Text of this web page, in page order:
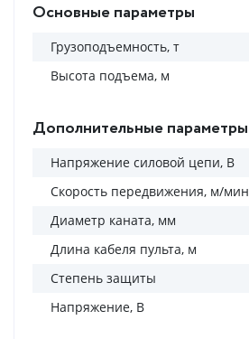
Основные параметры
Грузоподъемность, т
Высота подъема, м
Дополнительные параметры
Напряжение силовой цепи, В
Скорость передвижения, м/мин
Диаметр каната, мм
Длина кабеля пульта, м
Степень защиты
Напряжение, В